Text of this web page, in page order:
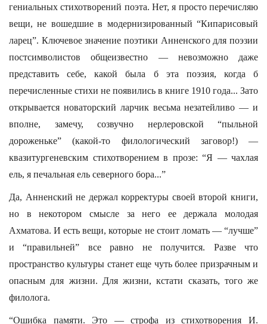
гениальных стихотворений поэта. Нет, я просто перечисляю
вещи, не вошедшие в модернизированный “Кипарисовый
ларец”. Ключевое значение поэтики Анненского для поэзии
постсимволистов общеизвестно — невозможно даже
представить себе, какой была б эта поэзия, когда б
перечисленные стихи не появились в книге 1910 года... Зато
открывается новаторский ларчик весьма незатейливо — и
вполне, замечу, созвучно нерлеровской “пыльной
дороженьке” (какой-то филологический заговор!) —
квазитургеневским стихотворением в прозе: “Я — чахлая
ель, я печальная ель северного бора...”
Да, Анненский не держал корректуры своей второй книги,
но в некотором смысле за него ее держала молодая
Ахматова. И есть вещи, которые не стоит ломать — “лучше”
и “правильней” все равно не получится. Разве что
пространство культуры станет еще чуть более призрачным и
опасным для жизни. Для жизни, кстати сказать, того же
филолога.
“Ошибка памяти. Это — строфа из стихотворения И.